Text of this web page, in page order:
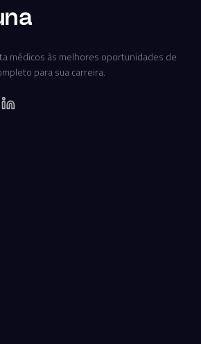
médicos às melhores oportunidades de
para sua carreira.